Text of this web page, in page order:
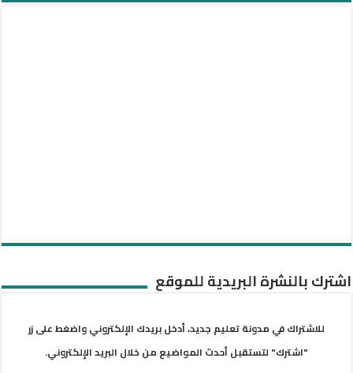
اشترك بالنشرة البريدية للموقع
للاشتراك في مدونة تعليم جديد، أدخل بريدك الإلكتروني واضغط على زر
"اشترك" لتستقبل أحدث المواضيع من خلال البريد الإلكتروني.